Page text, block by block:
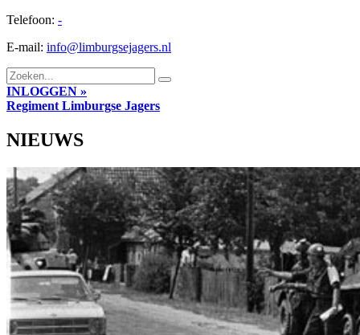
Telefoon: -
E-mail: info@limburgsejagers.nl
INLOGGEN »
Regiment Limburgse Jagers
NIEUWS